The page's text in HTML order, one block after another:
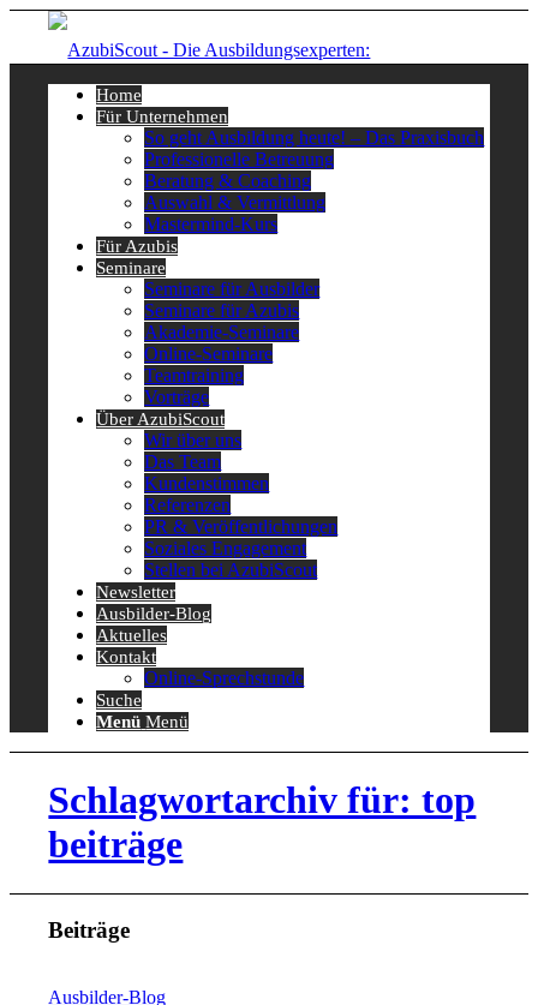
Home
Für Unternehmen
So geht Ausbildung heute! – Das Praxisbuch
Professionelle Betreuung
Beratung & Coaching
Auswahl & Vermittlung
Mastermind-Kurs
Für Azubis
Seminare
Seminare für Ausbilder
Seminare für Azubis
Akademie-Seminare
Online-Seminare
Teamtraining
Vorträge
Über AzubiScout
Wir über uns
Das Team
Kundenstimmen
Referenzen
PR & Veröffentlichungen
Soziales Engagement
Stellen bei AzubiScout
Newsletter
Ausbilder-Blog
Aktuelles
Kontakt
Online-Sprechstunde
Suche
Menü Menü
Schlagwortarchiv für: top
beiträge
Beiträge
Ausbilder-Blog